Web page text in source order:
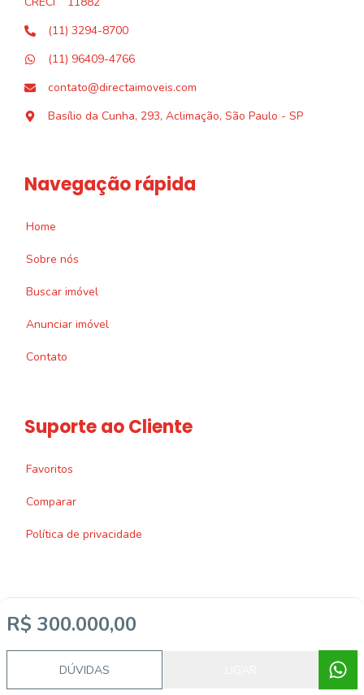
R$ 300.000,00
DÚVIDAS
(11) 3294-8700
(11) 96409-4766
contato@directaimoveis.com
Basílio da Cunha, 293, Aclimação, São Paulo - SP
Navegação rápida
Home
Sobre nós
Buscar imóvel
Anunciar imóvel
Contato
Suporte ao Cliente
Favoritos
Comparar
Política de privacidade
Imobiliária Certificada:
Selo de Tecnologia Loft